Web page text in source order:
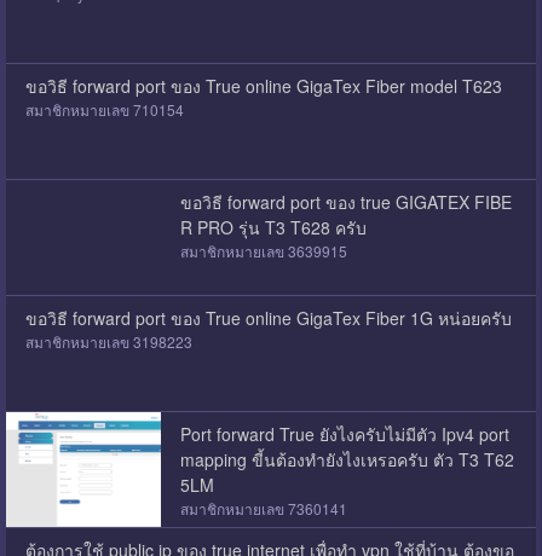
ขอวิธี forward port ของ True online GigaTex Fiber model T623
สมาชิกหมายเลข 710154
ขอวิธี forward port ของ true GIGATEX FIBE
R PRO รุ่น T3 T628 ครับ
สมาชิกหมายเลข 3639915
ขอวิธี forward port ของ True online GigaTex Fiber 1G หน่อยครับ
สมาชิกหมายเลข 3198223
Port forward True ยังไงครับไม่มีตัว Ipv4 port
mapping ขี้นต้องทำยังไงเหรอครับ ตัว T3 T62
5LM
สมาชิกหมายเลข 7360141
ต้องการใช้ public ip ของ true internet เพื่อทำ vpn ใช้ที่บ้าน ต้องขอ